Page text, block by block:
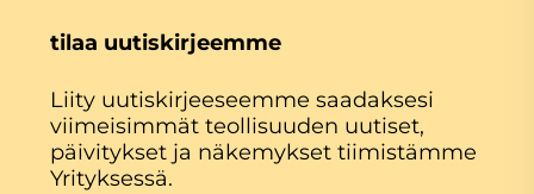
tilaa uutiskirjeemme
Liity uutiskirjeeseemme saadaksesi
viimeisimmät teollisuuden uutiset,
päivitykset ja näkemykset tiimistämme
Yrityksessä.